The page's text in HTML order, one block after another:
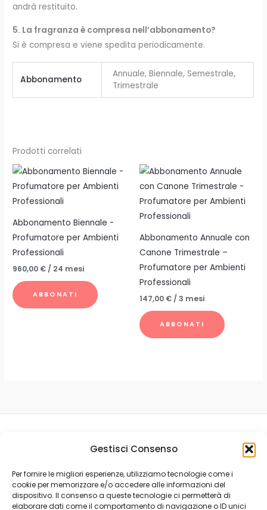
Gestisci Consenso
Per fornire le migliori esperienze, utilizziamo tecnologie come i
cookie per memorizzare e/o accedere alle informazioni del
dispositivo. Il consenso a queste tecnologie ci permetterà di
elaborare dati come il comportamento di navigazione o ID unici
andrà restituito.
5. La fragranza è compresa nell’abbonamento?
Si è compresa e viene spedita periodicamente.
Abbonamento
Annuale, Biennale, Semestrale,
Trimestrale
Prodotti correlati
Abbonamento Biennale -
Profumatore per Ambienti
Professionali
960,00 € / 24 mesi
ABBONATI
Abbonamento Annuale con
Canone Trimestrale –
Profumatore per Ambienti
Professionali
147,00 € / 3 mesi
ABBONATI
Privacy Policy
Condizioni Generali
Cookie Policy (UE)